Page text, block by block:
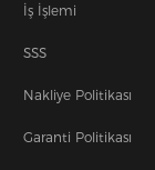
İş İşlemi
SSS
Nakliye Politikası
Garanti Politikası